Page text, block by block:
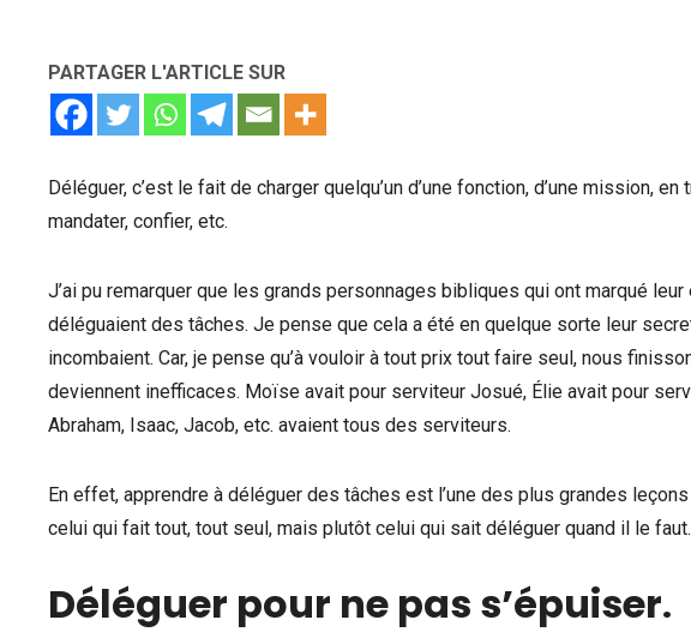
PARTAGER L'ARTICLE SUR
Déléguer, c’est le fait de charger quelqu’un d’une fonction, d’une mission,
mandater, confier, etc.
J’ai pu remarquer que les grands personnages bibliques qui ont marqué
déléguaient des tâches. Je pense que cela a été en quelque sorte leur
incombaient. Car, je pense qu’à vouloir à tout prix tout faire seul, nous
deviennent inefficaces. Moïse avait pour serviteur Josué, Élie avait pour
Abraham, Isaac, Jacob, etc. avaient tous des serviteurs.
En effet, apprendre à déléguer des tâches est l’une des plus grandes
celui qui fait tout, tout seul, mais plutôt celui qui sait déléguer quand il le faut.
Déléguer pour ne pas s’épuiser.